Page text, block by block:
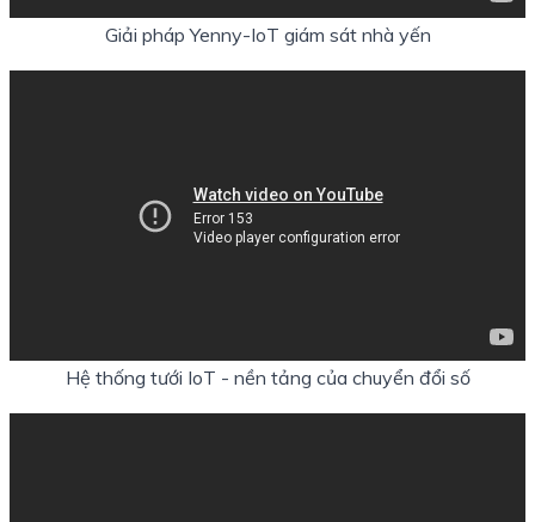
Giải pháp Yenny-IoT giám sát nhà yến
Hệ thống tưới IoT - nền tảng của chuyển đổi số